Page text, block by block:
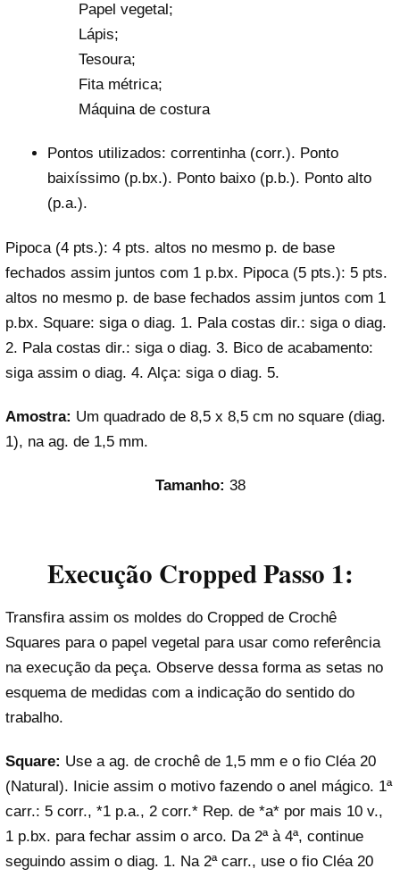
Papel vegetal;
Lápis;
Tesoura;
Fita métrica;
Máquina de costura
Pontos utilizados: correntinha (corr.). Ponto
baixíssimo (p.bx.). Ponto baixo (p.b.). Ponto alto
(p.a.).
Pipoca (4 pts.): 4 pts. altos no mesmo p. de base
fechados assim juntos com 1 p.bx. Pipoca (5 pts.): 5 pts.
altos no mesmo p. de base fechados assim juntos com 1
p.bx. Square: siga o diag. 1. Pala costas dir.: siga o diag.
2. Pala costas dir.: siga o diag. 3. Bico de acabamento:
siga assim o diag. 4. Alça: siga o diag. 5.
Amostra: Um quadrado de 8,5 x 8,5 cm no square (diag.
1), na ag. de 1,5 mm.
Tamanho: 38
Execução Cropped Passo 1:
Transfira assim os moldes do Cropped de Crochê
Squares para o papel vegetal para usar como referência
na execução da peça. Observe dessa forma as setas no
esquema de medidas com a indicação do sentido do
trabalho.
Square: Use a ag. de crochê de 1,5 mm e o fio Cléa 20
(Natural). Inicie assim o motivo fazendo o anel mágico. 1ª
carr.: 5 corr., *1 p.a., 2 corr.* Rep. de *a* por mais 10 v.,
1 p.bx. para fechar assim o arco. Da 2ª à 4ª, continue
seguindo assim o diag. 1. Na 2ª carr., use o fio Cléa 20